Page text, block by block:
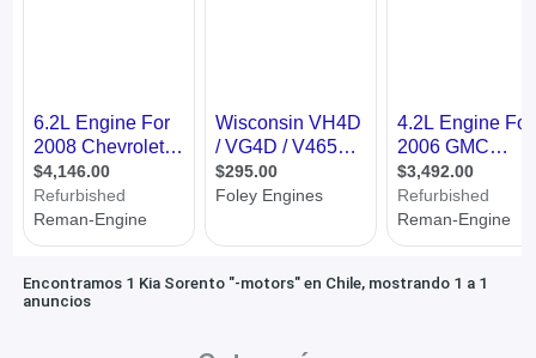
Encontramos 1 Kia Sorento "-motors" en Chile, mostrando 1 a 1
anuncios